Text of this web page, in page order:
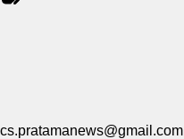
cs.pratamanews@gmail.com